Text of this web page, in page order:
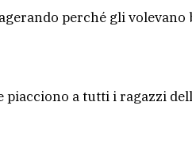
perché gli
a tutti i ragazzi